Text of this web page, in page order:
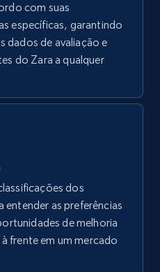
Gtin,
Top reviews, and
Gtin,
Top reviews, and
com suas
específicas, garantindo
dados de avaliação e
do Zara a qualquer
dos
as preferências
de melhoria
frente em um mercado